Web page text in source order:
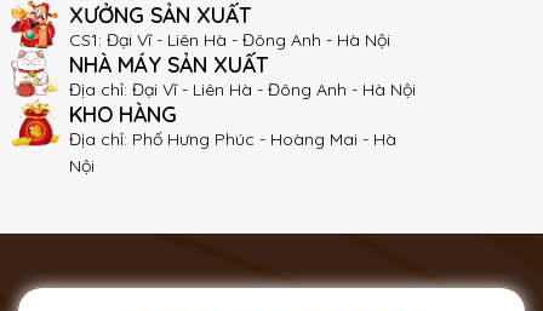
XƯỞNG SẢN XUẤT
CS1: Đại Vĩ - Liên Hà - Đông Anh - Hà Nội
NHÀ MÁY SẢN XUẤT
Địa chỉ: Đại Vĩ - Liên Hà - Đông Anh - Hà Nội
KHO HÀNG
Địa chỉ: Phố Hưng Phúc - Hoàng Mai - Hà
Nội